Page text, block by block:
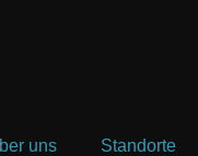
uns Standorte